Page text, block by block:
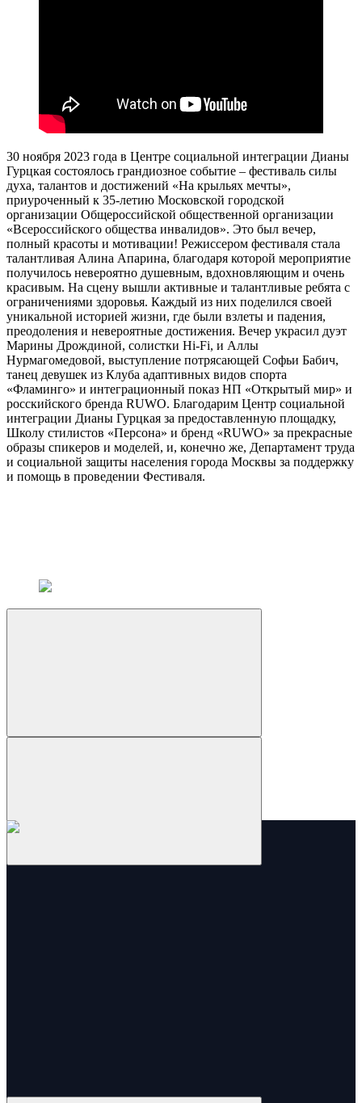
30 ноября 2023 года в Центре социальной интеграции Дианы
Гурцкая состоялось грандиозное событие – фестиваль силы
духа, талантов и достижений «На крыльях мечты»,
приуроченный к 35-летию Московской городской
организации Общероссийской общественной организации
«Всероссийского общества инвалидов». Это был вечер,
полный красоты и мотивации! Режиссером фестиваля стала
талантливая Алина Апарина, благодаря которой мероприятие
получилось невероятно душевным, вдохновляющим и очень
красивым. На сцену вышли активные и талантливые ребята с
ограничениями здоровья. Каждый из них поделился своей
уникальной историей жизни, где были взлеты и падения,
преодоления и невероятные достижения. Вечер украсил дуэт
Марины Дрождиной, солистки Hi-Fi, и Аллы
Нурмагомедовой, выступление потрясающей Софьи Бабич,
танец девушек из Клуба адаптивных видов спорта
«Фламинго» и интеграционный показ НП «Открытый мир» и
росскийского бренда RUWO. Благодарим Центр социальной
интеграции Дианы Гурцкая за предоставленную площадку,
Школу стилистов «Персона» и бренд «RUWO» за прекрасные
образы спикеров и моделей, и, конечно же, Департамент труда
и социальной защиты населения города Москвы за поддержку
и помощь в проведении Фестиваля.